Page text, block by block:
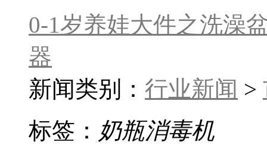
0-1岁养娃大件之洗澡
器
新闻类别： 行业新闻 >
标签： 奶瓶消毒机